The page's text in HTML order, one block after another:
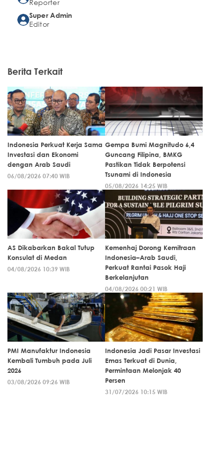
Reporter
Super Admin
Editor
Berita Terkait
Indonesia Perkuat Kerja Sama
Investasi dan Ekonomi
dengan Arab Saudi
06/08/2026 07:40 WIB
Gempa Bumi Magnitudo 6,4
Guncang Filipina, BMKG
Pastikan Tidak Berpotensi
Tsunami di Indonesia
05/08/2026 14:25 WIB
AS Dikabarkan Bakal Tutup
Konsulat di Medan
04/08/2026 10:39 WIB
Kemenhaj Dorong Kemitraan
Indonesia–Arab Saudi,
Perkuat Rantai Pasok Haji
Berkelanjutan
04/08/2026 00:21 WIB
PMI Manufaktur Indonesia
Kembali Tumbuh pada Juli
2026
03/08/2026 09:26 WIB
Indonesia Jadi Pasar Investasi
Emas Terkuat di Dunia,
Permintaan Melonjak 40
Persen
31/07/2026 10:15 WIB